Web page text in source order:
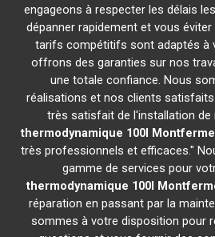
engageons à respecter les délais
dépanner rapidement et vous
tarifs compétitifs sont adaptés à
offrons des garanties sur nos
une totale confiance. Nous
réalisations et nos clients
très satisfait de l'installation de
thermodynamique 100l
très professionnels et efficaces."
gamme de services pour
thermodynamique 100l
réparation en passant par la
sommes à votre disposition pour